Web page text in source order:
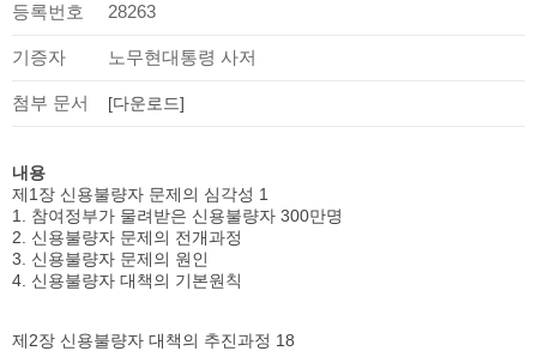
등록번호 28263
기증자 노무현대통령 사저
첨부 문서 [다운로드]
내용
제1장 신용불량자 문제의 심각성 1
1. 참여정부가 물려받은 신용불량자 300만명
2. 신용불량자 문제의 전개과정
3. 신용불량자 문제의 원인
4. 신용불량자 대책의 기본원칙
제2장 신용불량자 대책의 추진과정 18